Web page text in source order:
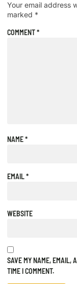
Your email address
marked *
COMMENT*
NAME*
EMAIL*
WEBSITE
SAVE MY NAME, EMAIL,
TIME I COMMENT.